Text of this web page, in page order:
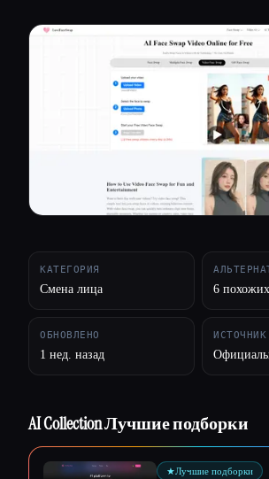
Сравнить инструменты
Все категории
Esc
КАТЕГОРИЯ
Смена лица 6
ОБНОВЛЕНО
1 нед. назад
ИСТОЧНИК
AI Collection Лучшие подборки
★Лучшие подборки